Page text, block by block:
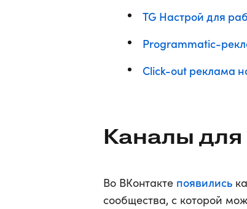
TG Настрой для
Programmatic-
Click-out реклама
Каналы для
Во ВКонтакте появились
сообщества, с которой